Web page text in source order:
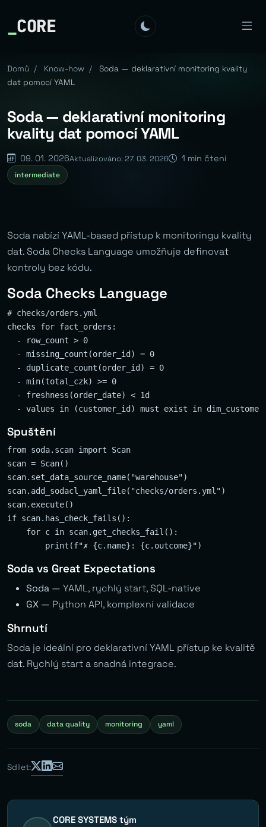
_CORE
Domů / Know-how /
Soda — deklarativní monitoring kvality
dat pomocí YAML
Soda — deklarativní monitoring
kvality dat pomocí YAML
09. 01. 2026Aktualizováno: 27. 03. 2026 1 min čtení
intermediate
Soda nabízí YAML-based přístup k monitoringu kvality
dat. Soda Checks Language umožňuje definovat
kontroly bez kódu.
Soda Checks Language
# checks/orders.yml
checks for fact_orders:
  - row_count > 0
  - missing_count(order_id) = 0
  - duplicate_count(order_id) = 0
  - min(total_czk) >= 0
  - freshness(order_date) < 1d
Spuštění
from soda.scan import Scan
scan = Scan()
scan.set_data_source_name("warehouse")
scan.add_sodacl_yaml_file("checks/orders.yml")
scan.execute()
if scan.has_check_fails():
    for c in scan.get_checks_fail():
Soda vs Great Expectations
Soda — YAML, rychlý start, SQL-native
GX — Python API, komplexní validace
Shrnutí
Soda je ideální pro deklarativní YAML přístup ke kvalitě
dat. Rychlý start a snadná integrace.
soda data quality monitoring yaml
Sdílet:
CORE SYSTEMS tým